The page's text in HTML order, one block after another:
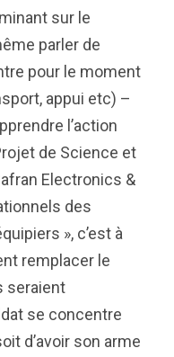
sur le
parler de
pour le moment
appui etc) –
l’action
de Science et
Electronics &
des
», c’est à
remplacer le
seraient
se concentre
d’avoir son arme